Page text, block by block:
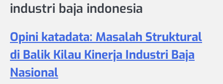
industri baja indonesia
Opini katadata: Masalah Struktural
di Balik Kilau Kinerja Industri Baja
Nasional